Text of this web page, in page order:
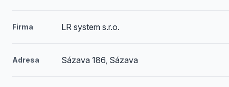
Firma LR system s.r.o.
Adresa Sázava 186, Sázava